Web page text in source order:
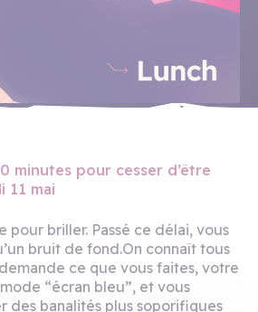
minutes pour cesser d’être
11 mai
pour briller. Passé ce délai, vous
bruit de fond.On connaît tous
ce que vous faites, votre
“écran bleu”, et vous
des banalités plus soporifiques